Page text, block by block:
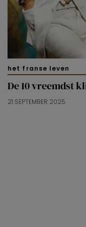
het franse leven
De 10 vreemdst
21 SEPTEMBER 2025